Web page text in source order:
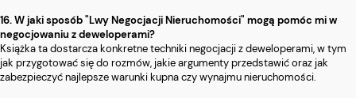
16. W jaki sposób "Lwy Negocjacji Nieruchomości" mogą pomóc mi w
negocjowaniu z deweloperami?
Książka ta dostarcza konkretne techniki negocjacji z deweloperami, w tym
jak przygotować się do rozmów, jakie argumenty przedstawić oraz jak
zabezpieczyć najlepsze warunki kupna czy wynajmu nieruchomości.